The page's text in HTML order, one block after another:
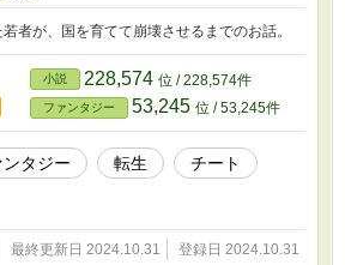
者が、国を育てて崩壊させるまでのお話。
小説 228,574 位 / 228,574件
ファンタジー 53,245 位 / 53,245件
ンタジー 転生
チート
最終更新日 2024.10.31 登録日 2024.10.31